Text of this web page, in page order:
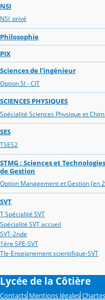
NSI
NSI_privé
Philosophie
PIX
Sciences de l'ingénieur
Option SI - CIT
SCIENCES PHYSIQUES
Spécialité Sciences Physique et
SES
TSES2
STMG : Sciences et
de Gestion
Option Management et Gestion (en
SVT
T Spécialité SVT
Spécialité SVT accueil
SVT-2nde
1ère SPE-SVT
Tle-Enseignement scientifique-SVT
Lycée de la Côtière
Contacts Mentions légales